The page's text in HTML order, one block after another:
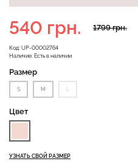
Код: UP-00002764
Наличие: Есть в наличии
1799 грн.
540 грн.
Размер
S M L
Цвет
УЗНАТЬ СВОЙ РАЗМЕР
258 грн.369 грн.